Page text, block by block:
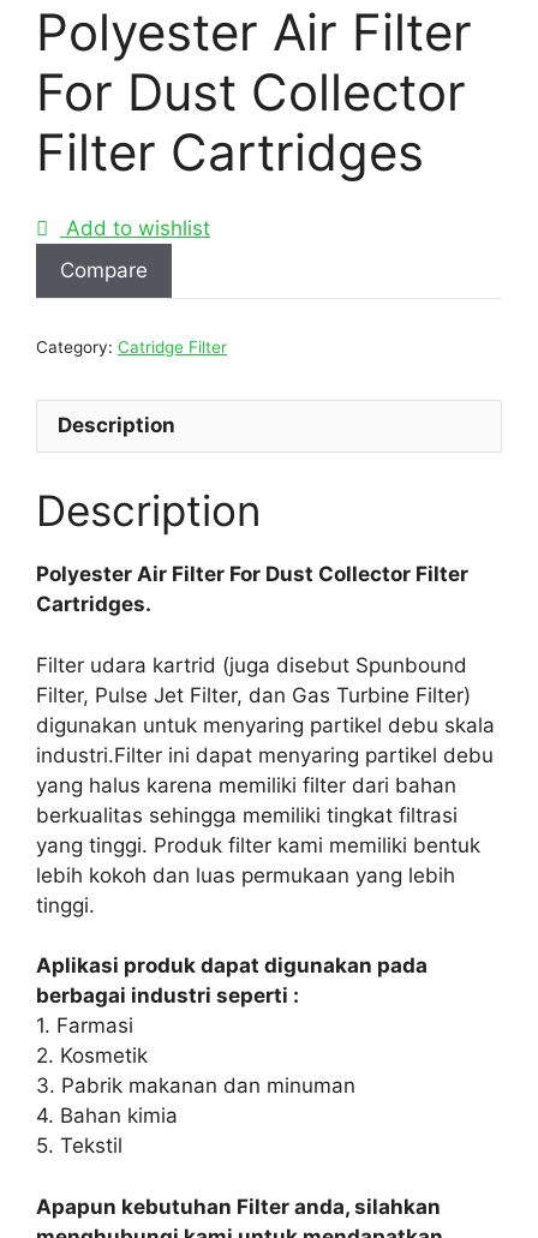
Polyester Air Filter
For Dust Collector
Filter Cartridges
Add to wishlist
Compare
Category: Catridge Filter
Description
Description
Polyester Air Filter For Dust Collector Filter
Cartridges.
Filter udara kartrid (juga disebut Spunbound
Filter, Pulse Jet Filter, dan Gas Turbine Filter)
digunakan untuk menyaring partikel debu skala
industri.Filter ini dapat menyaring partikel debu
yang halus karena memiliki filter dari bahan
berkualitas sehingga memiliki tingkat filtrasi
yang tinggi. Produk filter kami memiliki bentuk
lebih kokoh dan luas permukaan yang lebih
tinggi.
Aplikasi produk dapat digunakan pada
berbagai industri seperti :
1. Farmasi
2. Kosmetik
3. Pabrik makanan dan minuman
4. Bahan kimia
5. Tekstil
Apapun kebutuhan Filter anda, silahkan